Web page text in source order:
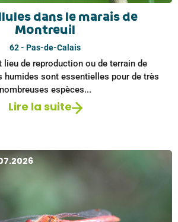
dans le marais de
Montreuil
62 - Pas-de-Calais
lieu de reproduction ou de terrain de
humides sont essentielles pour de très
nombreuses espèces...
Lire la suite